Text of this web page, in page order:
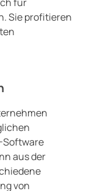
Sie profitieren
Software
aus der
von